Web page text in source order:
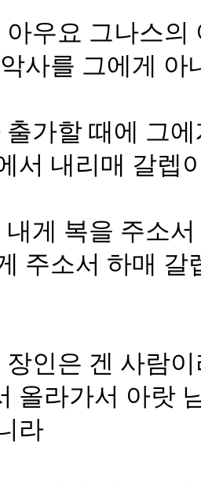
우요 그나스
사를 그에게 아
가할 때에 그
서 내리매 갈렙
게 복을 주소
주소서 하매
인은 겐 사람
올라가서 아랏
라